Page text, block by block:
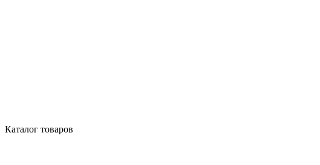
Каталог товаров